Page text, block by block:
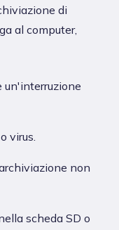
di
al computer,
un'interruzione
virus.
non
scheda SD o